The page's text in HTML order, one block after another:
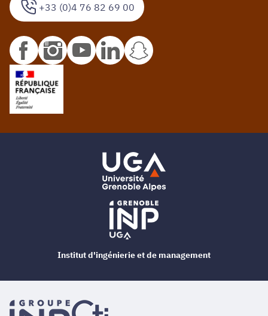
+33 (0)4 76 82 69 00
Institut d'ingénierie et de management